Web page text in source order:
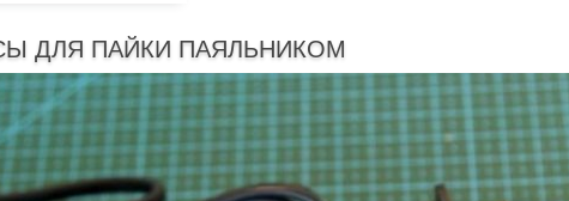
ДЛЯ ПАЙКИ ПАЯЛЬНИКОМ